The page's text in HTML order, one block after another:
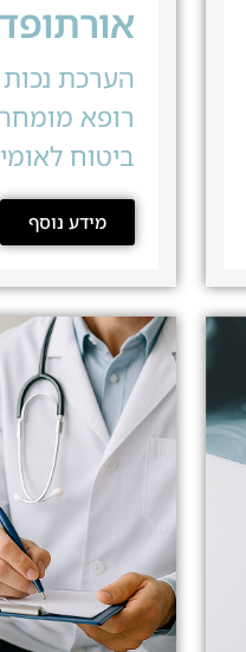
הערכת
רופא
ביטוח
מידע נוסף